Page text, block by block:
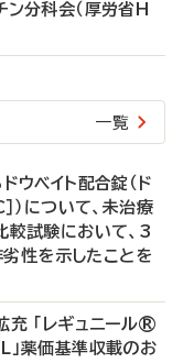
分科会（厚労省H
一覧
ウベイト配合錠（ド
）について、未治療
試験において、3
性を示したことを
「レギュニール®
薬価基準収載のお